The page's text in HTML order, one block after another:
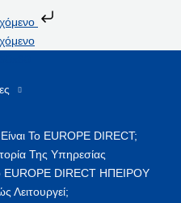
Είναι Το EUROPE DIRECT;
Της Υπηρεσίας
EUROPE DIRECT ΗΠΕΙΡΟΥ
Λειτουργεί;